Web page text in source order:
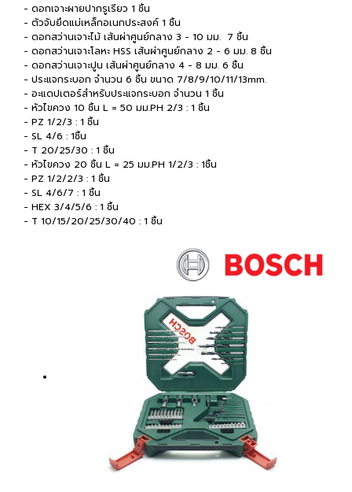
- ดอกเจาะผายปากรูเรียว 1 ชิ้น
- ตัวจับยึดแม่เหล็กอเนกประสงค์ 1 ชิ้น
- ดอกสว่านเจาะไม้ เส้นผ่าศูนย์กลาง 3 - 10 มม. 7 ชิ้น
- ดอกสว่านเจาะโลหะ HSS เส้นผ่าศูนย์กลาง 2 - 6 มม. 8 ชิ้น
- ดอกสว่านเจาะปูน เส้นผ่าศูนย์กลาง 4 - 8 มม. 6 ชิ้น
- ประแจกระบอก จำนวน 6 ชิ้น ขนาด 7/8/9/10/11/13mm.
- อะแดปเตอร์สำหรับประแจกระบอก จำนวน 1 ชิ้น
- หัวไขควง 10 ชิ้น L = 50 มม.PH 2/3 : 1 ชิ้น
- PZ 1/2/3 : 1 ชิ้น
- SL 4/6 : 1ชิ้น
- T 20/25/30 : 1 ชิ้น
- หัวไขควง 20 ชิ้น L = 25 มม.PH 1/2/3 : 1ชิ้น
- PZ 1/2/2/3 : 1 ชิ้น
- SL 4/6/7 : 1 ชิ้น
- HEX 3/4/5/6 : 1 ชิ้น
- T 10/15/20/25/30/40 : 1 ชิ้น